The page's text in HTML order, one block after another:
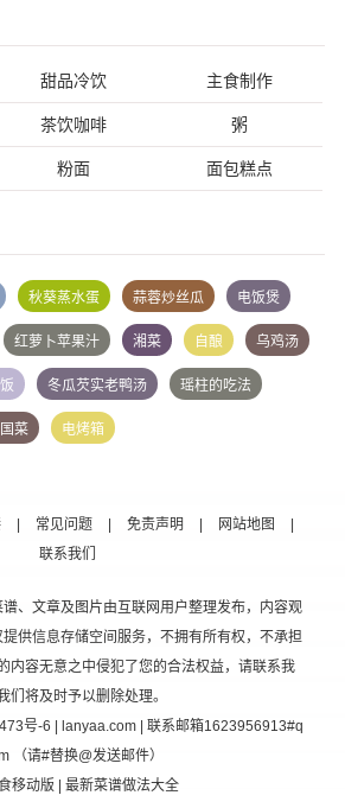
甜品冷饮 主食制作
茶饮咖啡 粥
粉面 面包糕点
秋葵蒸水蛋 蒜蓉炒丝瓜 电饭煲
红萝卜苹果汁 湘菜 自酿 乌鸡汤
冬瓜芡实老鸭汤 瑶柱的吃法
菜 电烤箱
| 常见问题 | 免责声明 | 网站地图
|
联系我们
、文章及图片由互联网用户整理发布，内容观
供信息存储空间服务，不拥有所有权，不承担
内容无意之中侵犯了您的合法权益，请联系我
们将及时予以删除处理。
号-6 | lanyaa.com | 联系邮箱1623956913#q
（请#替换@发送邮件）
移动版 | 最新菜谱做法大全